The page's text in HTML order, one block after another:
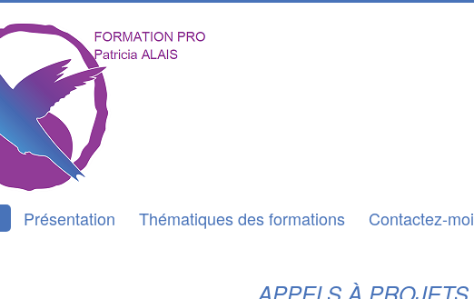
Présentation Thématiques des formations Contactez-moi